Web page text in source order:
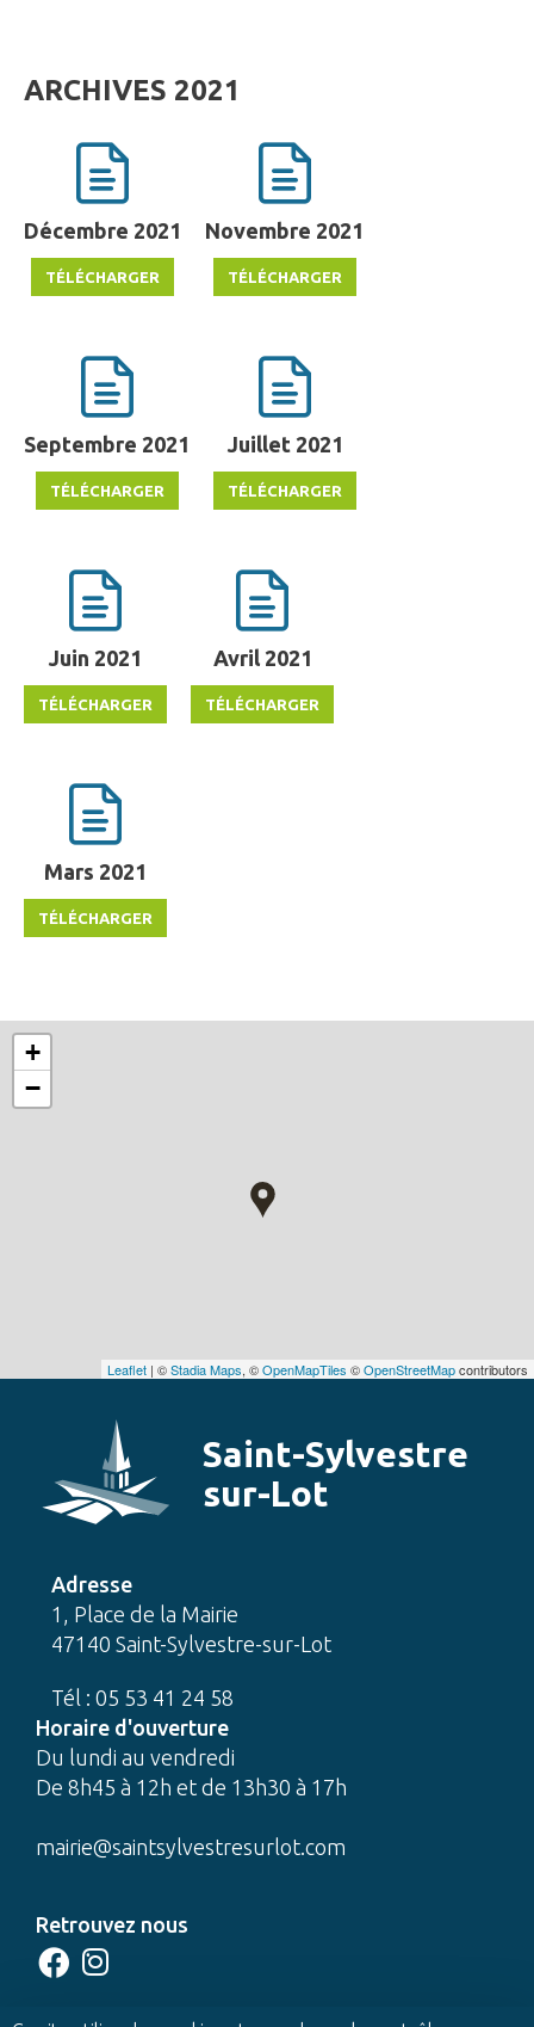
ARCHIVES 2021
Décembre 2021 Novembre 2021
Septembre 2021 Juillet 2021
Juin 2021 Avril 2021
Mars 2021
Saint-Sylvestre
sur-Lot
Adresse
1, Place de la Mairie
47140 Saint-Sylvestre-sur-Lot
Tél : 05 53 41 24 58
Horaire d'ouverture
Du lundi au vendredi
De 8h45 à 12h et de 13h30 à 17h
mairie@saintsylvestresurlot.com
Retrouvez nous
+
−
Leaflet | ©Stadia Maps, ©OpenMapTiles ©OpenStreetMapcontributors